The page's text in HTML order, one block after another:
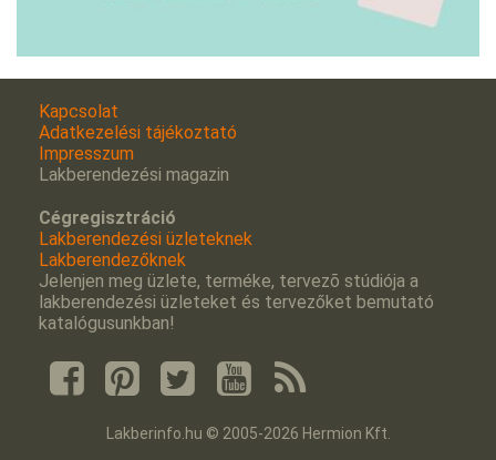
Kapcsolat
Adatkezelési tájékoztató
Impresszum
Lakberendezési magazin
Cégregisztráció
Lakberendezési üzleteknek
Lakberendezőknek
Jelenjen meg üzlete, terméke, tervezõ stúdiója a
lakberendezési üzleteket és tervezőket bemutató
katalógusunkban!
Lakberinfo.hu © 2005-2026 Hermion Kft.